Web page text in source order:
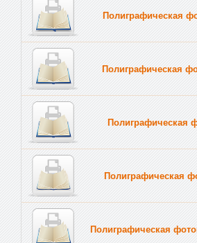
Полиграфическая
Полиграфическая
Полиграфическая
Полиграфическая
Полиграфическая